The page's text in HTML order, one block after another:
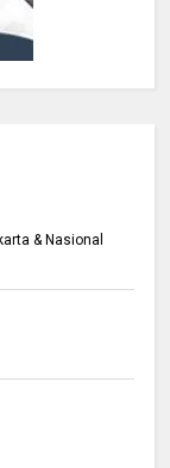
& Nasional